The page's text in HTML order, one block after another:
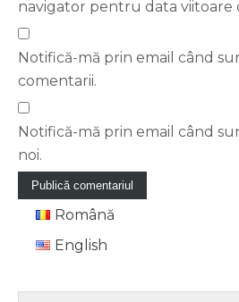
navigator pentru data viitoare
Notifică-mă prin email când
comentarii.
Notifică-mă prin email când
noi.
Română
English